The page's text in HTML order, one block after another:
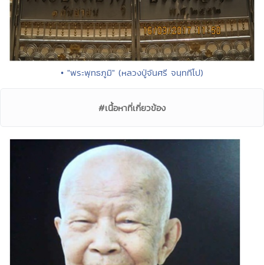
• "พระพุทธภูมิ" (หลวงปู่จันศรี จนฺททีโป)
#เนื้อหาที่เกี่ยวข้อง